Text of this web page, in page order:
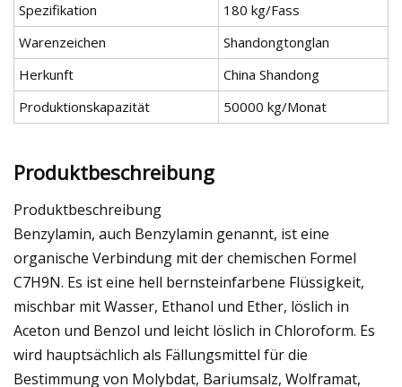
Spezifikation
180 kg/Fass
Warenzeichen
Shandongtonglan
Herkunft
China Shandong
Produktionskapazität
50000 kg/Monat
Produktbeschreibung
Produktbeschreibung
Benzylamin, auch Benzylamin genannt, ist eine
organische Verbindung mit der chemischen Formel
C7H9N. Es ist eine hell bernsteinfarbene Flüssigkeit,
mischbar mit Wasser, Ethanol und Ether, löslich in
Aceton und Benzol und leicht löslich in Chloroform. Es
wird hauptsächlich als Fällungsmittel für die
Bestimmung von Molybdat, Bariumsalz, Wolframat,